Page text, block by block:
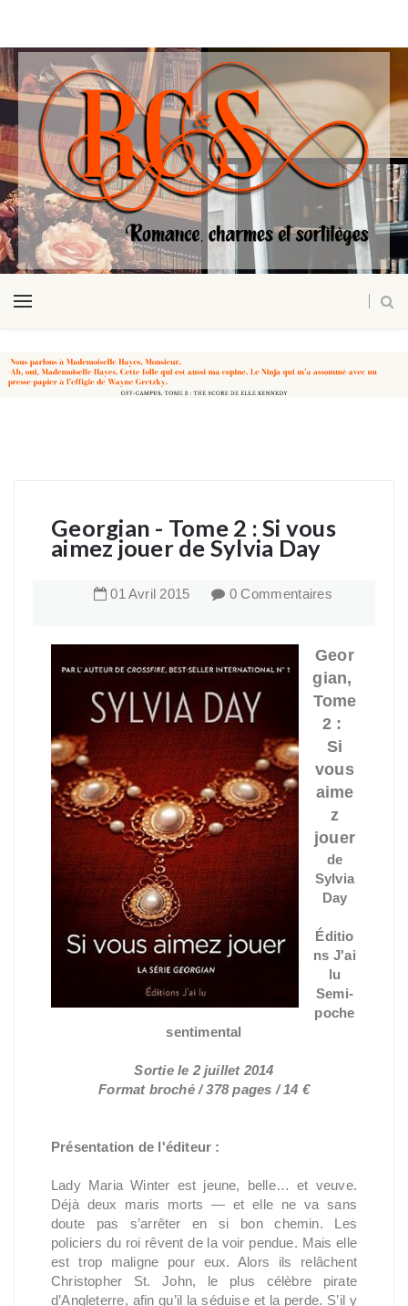
Georgian - Tome 2 : Si vous
aimez jouer de Sylvia Day
01 Avril 2015 0 Commentaires
Geor
gian,
Tome
2 :
Si
vous
aime
z
jouer
de
Sylvia
Day
Éditio
ns J'ai
lu
Semi-
poche
sentimental
Sortie le 2 juillet 2014
Format broché / 378 pages / 14 €
Présentation de l'éditeur :
Lady Maria Winter est jeune, belle… et veuve.
Déjà deux maris morts — et elle ne va sans
doute pas s’arrêter en si bon chemin. Les
policiers du roi rêvent de la voir pendue. Mais elle
est trop maligne pour eux. Alors ils relâchent
Christopher St. John, le plus célèbre pirate
d’Angleterre, afin qu’il la séduise et la perde. S’il y